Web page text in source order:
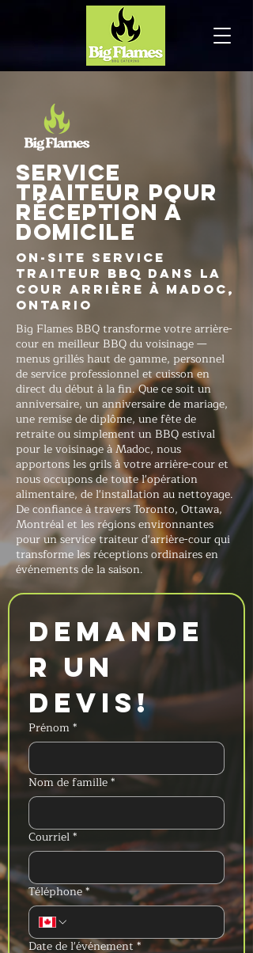
Service
traiteur pour
réception à
domicile
On-Site Service
traiteur BBQ dans la
cour arrière à Madoc,
Ontario
Big Flames BBQ transforme votre arrière-
cour en meilleur BBQ du voisinage —
menus grillés haut de gamme, personnel
de service professionnel et cuisson en
direct du début à la fin. Que ce soit un
anniversaire, un anniversaire de mariage,
une remise de diplôme, une fête de
retraite ou simplement un BBQ estival
pour le voisinage à Madoc, nous
apportons les grils à votre arrière-cour et
nous occupons de toute l'opération
alimentaire, de l'installation au nettoyage.
De confiance à travers Toronto, Ottawa,
Montréal et les régions environnantes
pour un service traiteur d'arrière-cour qui
transforme les réceptions ordinaires en
événements de la saison.
Demande
r un
devis!
Prénom*
Nom de famille*
Courriel*
Téléphone*
Date de l'événement *